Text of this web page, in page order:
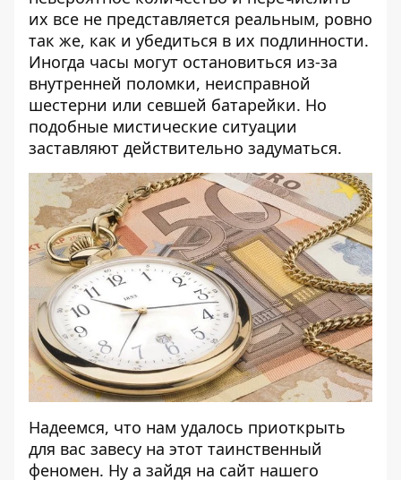
их все не представляется реальным, ровно
так же, как и убедиться в их подлинности.
Иногда часы могут остановиться из-за
внутренней поломки, неисправной
шестерни или севшей батарейки. Но
подобные мистические ситуации
заставляют действительно задуматься.
Надеемся, что нам удалось приоткрыть
для вас завесу на этот таинственный
феномен. Ну а зайдя на сайт нашего